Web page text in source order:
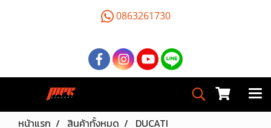
0863261730
หน้าแรก สินค้าทั้งหมด
DUCATI